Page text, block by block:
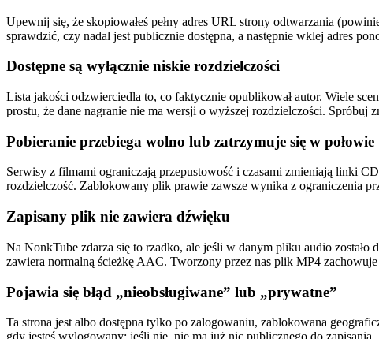
Upewnij się, że skopiowałeś pełny adres URL strony odtwarzania
sprawdzić, czy nadal jest publicznie dostępna, a następnie wklej adres
Dostępne są wyłącznie niskie rozdzielczości
Lista jakości odzwierciedla to, co faktycznie opublikował autor. Wiele
prostu, że dane nagranie nie ma wersji o wyższej rozdzielczości.
Pobieranie przebiega wolno lub zatrzymuje się w połowie
Serwisy z filmami ograniczają przepustowość i czasami zmieniają linki
rozdzielczość. Zablokowany plik prawie zawsze wynika z ograniczenia
Zapisany plik nie zawiera dźwięku
Na NonkTube zdarza się to rzadko, ale jeśli w danym pliku audio
zawiera normalną ścieżkę AAC. Tworzony przez nas plik MP4
Pojawia się błąd „nieobsługiwane” lub „prywatne”
Ta strona jest albo dostępna tylko po zalogowaniu, zablokowana